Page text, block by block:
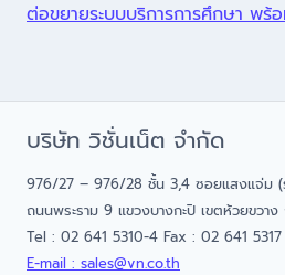
ต่อขยายระบบบริการการศึกษา พร้
บริษัท วิชั่นเน็ต จำกัด
976/27 – 976/28 ชั้น 3,4 ซอยแสงแจ่ม (
ถนนพระราม 9 แขวงบางกะปิ เขตห้วยขวา
Tel : 02 641 5310-4 Fax : 02 641 5317
E-mail : sales@vn.co.th